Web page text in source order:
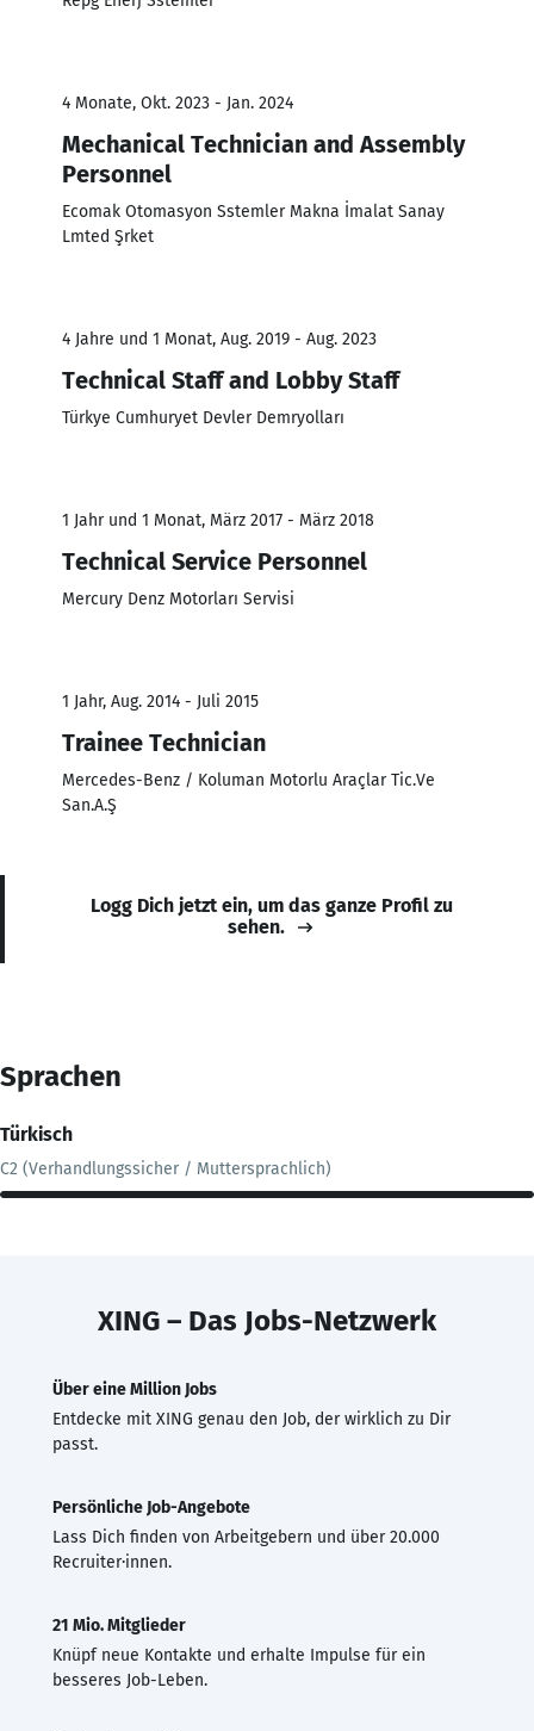
4 Monate, Okt. 2023 - Jan. 2024
Mechanical Technician and Assembly
Personnel
Ecomak Otomasyon Sstemler Makna İmalat Sanay
Lmted Şrket
4 Jahre und 1 Monat, Aug. 2019 - Aug. 2023
Technical Staff and Lobby Staff
Türkye Cumhuryet Devler Demryolları
1 Jahr und 1 Monat, März 2017 - März 2018
Technical Service Personnel
Mercury Denz Motorları Servisi
1 Jahr, Aug. 2014 - Juli 2015
Trainee Technician
Mercedes-Benz / Koluman Motorlu Araçlar Tic.Ve
San.A.Ş
Logg Dich jetzt ein, um das ganze Profil zu
sehen.
Sprachen
Türkisch
C2 (Verhandlungssicher / Muttersprachlich)
XING – Das Jobs-Netzwerk
Über eine Million Jobs
Entdecke mit XING genau den Job, der wirklich zu Dir
passt.
Persönliche Job-Angebote
Lass Dich finden von Arbeitgebern und über 20.000
Recruiter·innen.
21 Mio. Mitglieder
Knüpf neue Kontakte und erhalte Impulse für ein
besseres Job-Leben.